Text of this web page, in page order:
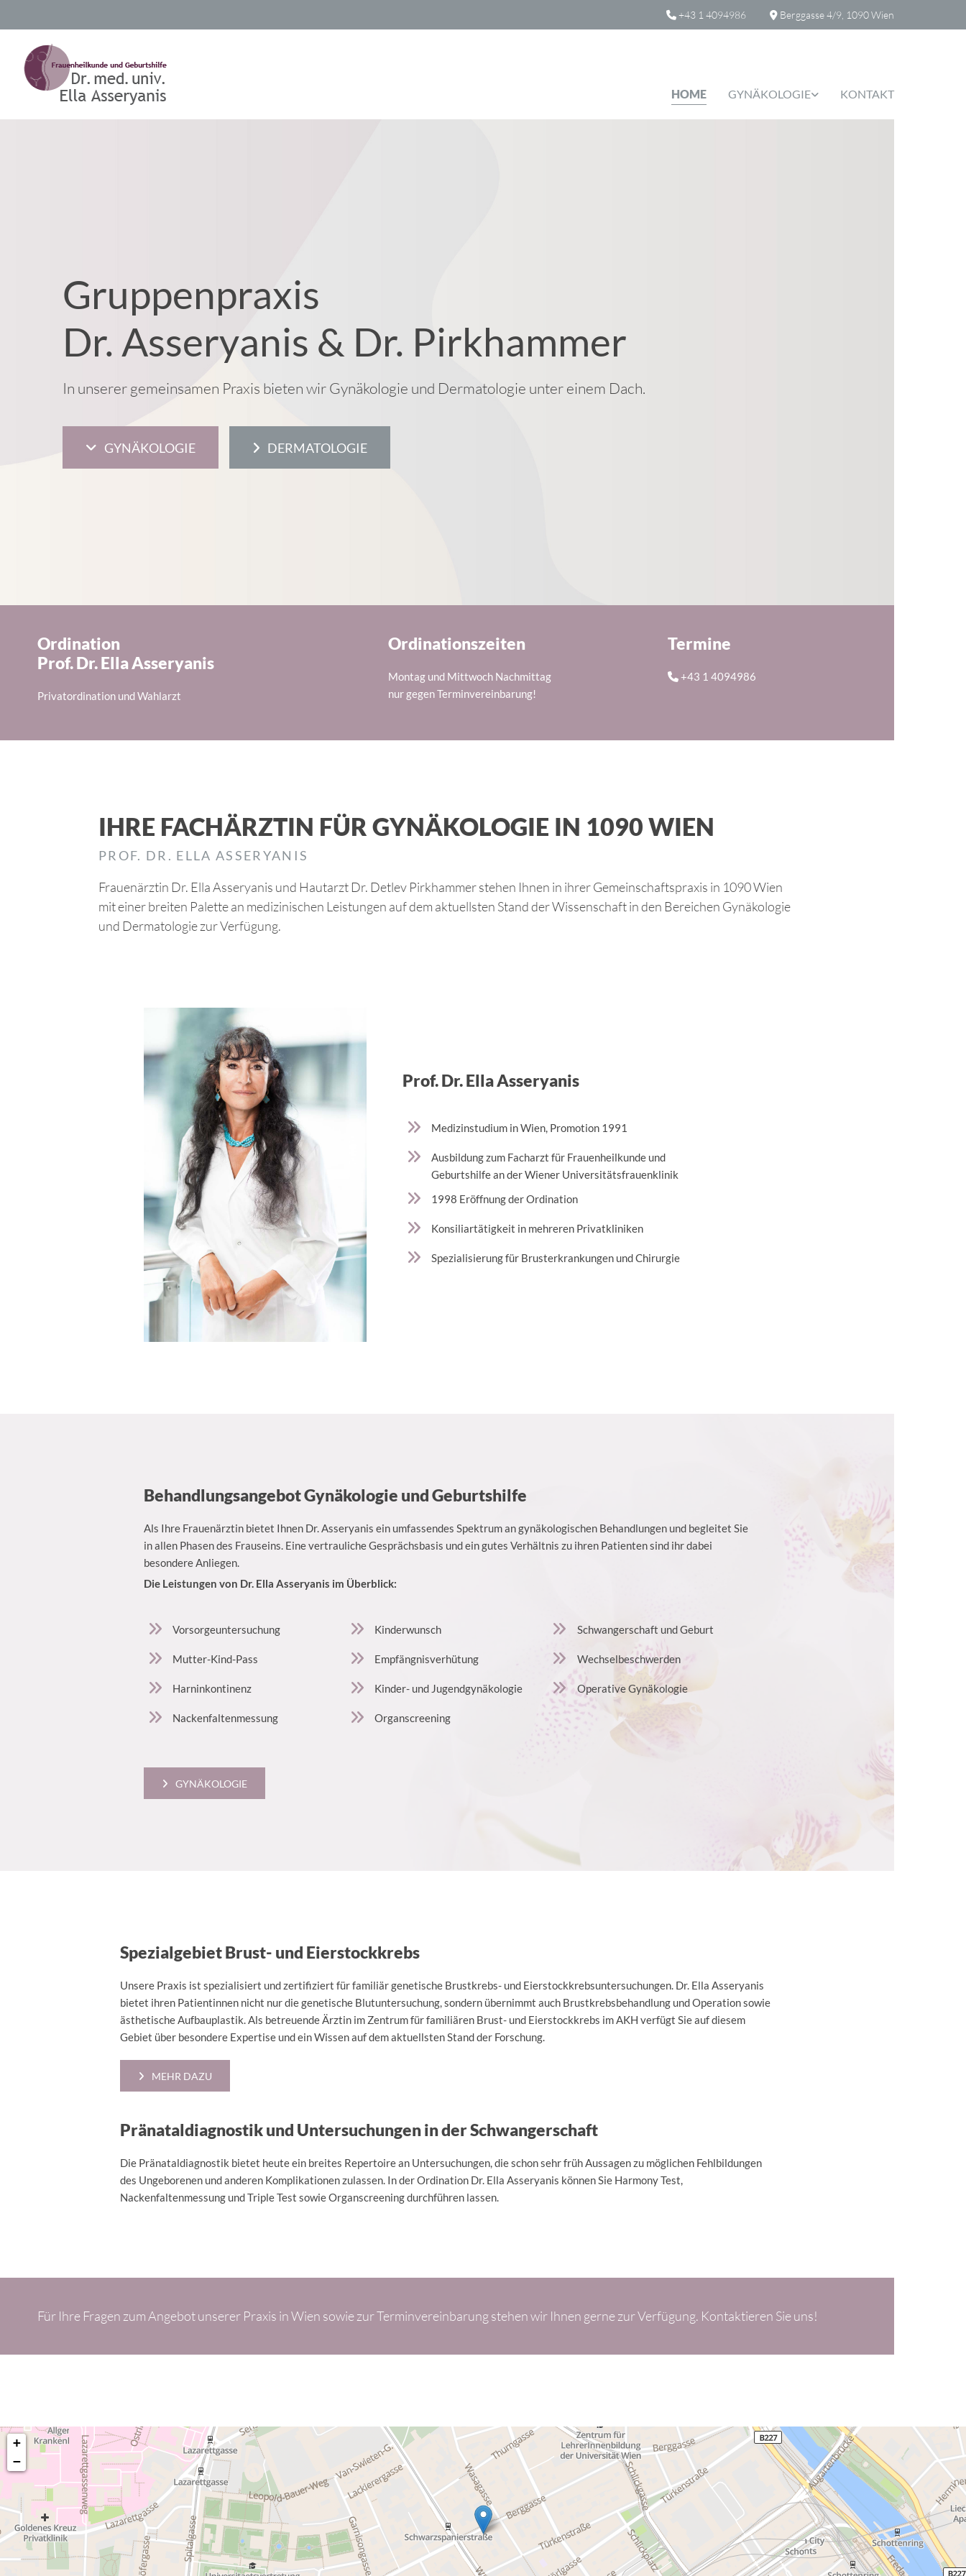
 +43 1 4094986 Berggasse 4/9, 1090 Wien
HOME GYNÄKOLOGIE KONTAKT
Gruppenpraxis
Dr. Asseryanis & Dr. Pirkhammer
In unserer gemeinsamen Praxis bieten wir Gynäkologie und Dermatologie unter einem Dach.
GYNÄKOLOGIE DERMATOLOGIE
Ordination
Prof. Dr. Ella Asseryanis
Privatordination und Wahlarzt
Ordinationszeiten
Montag und Mittwoch Nachmittag
nur gegen Terminvereinbarung!
Termine
 +43 1 4094986
IHRE FACHÄRZTIN FÜR GYNÄKOLOGIE IN 1090 WIEN
PROF. DR. ELLA ASSERYANIS
Frauenärztin Dr. Ella Asseryanis und Hautarzt Dr. Detlev Pirkhammer stehen Ihnen in ihrer Gemeinschaftspraxis in 1090 Wien
mit einer breiten Palette an medizinischen Leistungen auf dem aktuellsten Stand der Wissenschaft in den Bereichen Gynäkologie
und Dermatologie zur Verfügung.
Prof. Dr. Ella Asseryanis
Medizinstudium in Wien, Promotion 1991
Ausbildung zum Facharzt für Frauenheilkunde und
Geburtshilfe an der Wiener Universitätsfrauenklinik
1998 Eröffnung der Ordination
Konsiliartätigkeit in mehreren Privatkliniken
Spezialisierung für Brusterkrankungen und Chirurgie
Behandlungsangebot Gynäkologie und Geburtshilfe
Als Ihre Frauenärztin bietet Ihnen Dr. Asseryanis ein umfassendes Spektrum an gynäkologischen Behandlungen und begleitet Sie
in allen Phasen des Frauseins. Eine vertrauliche Gesprächsbasis und ein gutes Verhältnis zu ihren Patienten sind ihr dabei
besondere Anliegen.
Die Leistungen von Dr. Ella Asseryanis im Überblick:
Vorsorgeuntersuchung Kinderwunsch Schwangerschaft und Geburt
Mutter-Kind-Pass Empfängnisverhütung Wechselbeschwerden
Harninkontinenz Kinder- und Jugendgynäkologie Operative Gynäkologie
Nackenfaltenmessung Organscreening
GYNÄKOLOGIE
Spezialgebiet Brust- und Eierstockkrebs
Unsere Praxis ist spezialisiert und zertifiziert für familiär genetische Brustkrebs- und Eierstockkrebsuntersuchungen. Dr. Ella Asseryanis
bietet ihren Patientinnen nicht nur die genetische Blutuntersuchung, sondern übernimmt auch Brustkrebsbehandlung und Operation sowie
ästhetische Aufbauplastik. Als betreuende Ärztin im Zentrum für familiären Brust- und Eierstockkrebs im AKH verfügt Sie auf diesem
Gebiet über besondere Expertise und ein Wissen auf dem aktuellsten Stand der Forschung.
MEHR DAZU
Pränataldiagnostik und Untersuchungen in der Schwangerschaft
Die Pränataldiagnostik bietet heute ein breites Repertoire an Untersuchungen, die schon sehr früh Aussagen zu möglichen Fehlbildungen
des Ungeborenen und anderen Komplikationen zulassen. In der Ordination Dr. Ella Asseryanis können Sie Harmony Test,
Nackenfaltenmessung und Triple Test sowie Organscreening durchführen lassen.
Für Ihre Fragen zum Angebot unserer Praxis in Wien sowie zur Terminvereinbarung stehen wir Ihnen gerne zur Verfügung. Kontaktieren Sie uns!
+
−